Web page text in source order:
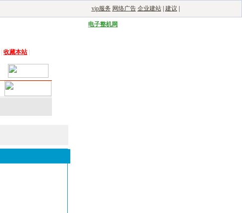
vip服务 网络广告 企业建站| 建议
电子整机网
收藏本站|